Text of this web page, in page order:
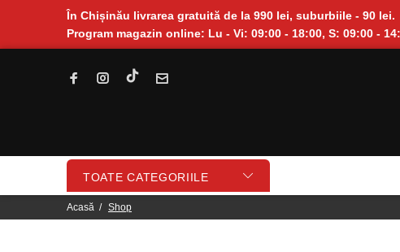
În Chișinău livrarea gratuită de la 990 lei, suburbiile - 90 lei.
Program magazin online: Lu - Vi: 09:00 - 18:00, S: 09:00 -
TOATE CATEGORIILE
Acasă Shop